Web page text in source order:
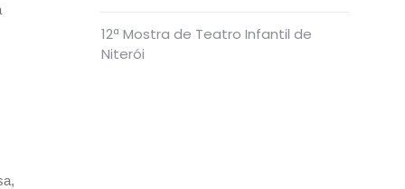
12ª Mostra de Teatro Infantil de
Niterói